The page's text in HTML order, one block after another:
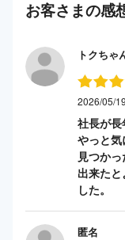
お客さまの感
トクちゃ
2026/05/
社長が長
やっと
見つか
出来た
した。
匿名